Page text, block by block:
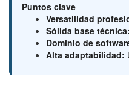
Puntos clave
Versatilidad
Sólida base técnica:
Dominio de
Alta adaptabilidad: